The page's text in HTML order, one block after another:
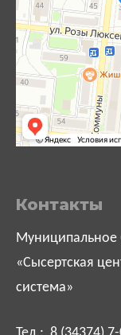
Контакты
Муниципальное
«Сысертская
система»